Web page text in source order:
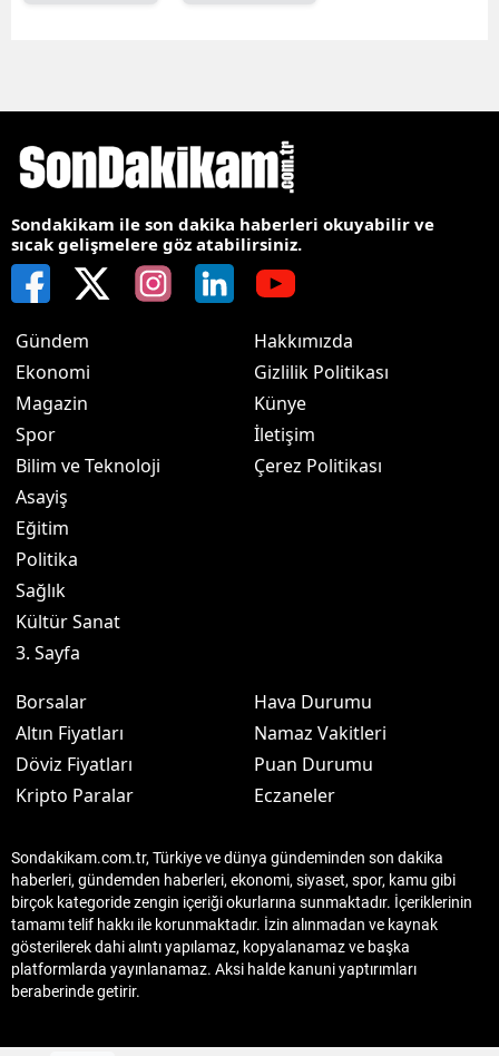
Sondakikam ile son dakika haberleri okuyabilir ve
sıcak gelişmelere göz atabilirsiniz.
Gündem
Ekonomi
Magazin
Spor
Bilim ve Teknoloji
Asayiş
Eğitim
Politika
Sağlık
Kültür Sanat
3. Sayfa
Hakkımızda
Gizlilik Politikası
Künye
İletişim
Çerez Politikası
Borsalar
Altın Fiyatları
Döviz Fiyatları
Kripto Paralar
Hava Durumu
Namaz Vakitleri
Puan Durumu
Eczaneler
Sondakikam.com.tr, Türkiye ve dünya gündeminden son dakika
haberleri, gündemden haberleri, ekonomi, siyaset, spor, kamu gibi
birçok kategoride zengin içeriği okurlarına sunmaktadır. İçeriklerinin
tamamı telif hakkı ile korunmaktadır. İzin alınmadan ve kaynak
gösterilerek dahi alıntı yapılamaz, kopyalanamaz ve başka
platformlarda yayınlanamaz. Aksi halde kanuni yaptırımları
beraberinde getirir.